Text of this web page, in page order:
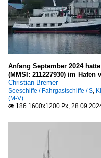
Fahrgastschiffe
E
Passagier- und
Anfang September 2024
(MMSI: 211227930) im
Christian Bremer
Seeschiffe / Fahrgastschiffe / S,
(M-V)
 186 1600x1200 Px,